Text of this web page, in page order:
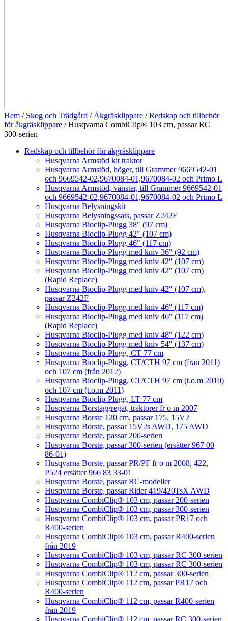
Hem / Skog och Trädgård / Åkgräsklippare /Redskap och tillbehör
för åkgräsklippare / Husqvarna CombiClip® 103 cm, passar RC
300-serien
Redskap och tillbehör för åkgräsklippare
Husqvarna Armstöd kit traktor
Husqvarna Armstöd, höger, till Grammer 9669542-01
och 9669542-02,9670084-01,9670084-02 och Primo L
Husqvarna Armstöd, vänster, till Grammer 9669542-01
och 9669542-02,9670084-01,9670084-02 och Primo L
Husqvarna Belysningskit
Husqvarna Belysningssats, passar Z242F
Husqvarna Bioclip-Plugg 38″ (97 cm)
Husqvarna Bioclip-Plugg 42″ (107 cm)
Husqvarna Bioclip-Plugg 46″ (117 cm)
Husqvarna Bioclip-Plugg med kniv 36″ (92 cm)
Husqvarna Bioclip-Plugg med kniv 42″ (107 cm)
Husqvarna Bioclip-Plugg med kniv 42″ (107 cm)
(Rapid Replace)
Husqvarna Bioclip-Plugg med kniv 42″ (107 cm),
passar Z242F
Husqvarna Bioclip-Plugg med kniv 46″ (117 cm)
Husqvarna Bioclip-Plugg med kniv 46″ (117 cm)
(Rapid Replace)
Husqvarna Bioclip-Plugg med kniv 48″ (122 cm)
Husqvarna Bioclip-Plugg med kniv 54″ (137 cm)
Husqvarna Bioclip-Plugg, CT 77 cm
Husqvarna Bioclip-Plugg, CT/CTH 97 cm (från 2011)
och 107 cm (från 2012)
Husqvarna Bioclip-Plugg, CT/CTH 97 cm (t.o.m 2010)
och 107 cm (t.o.m 2011)
Husqvarna Bioclip-Plugg, LT 77 cm
Husqvarna Borstaggregat, traktorer fr o m 2007
Husqvarna Borste 120 cm, passar 175, 15V2
Husqvarna Borste, passar 15V2s AWD, 175 AWD
Husqvarna Borste, passar 200-serien
Husqvarna Borste, passar 300-serien (ersätter 967 00
86-01)
Husqvarna Borste, passar PR/PF fr o m 2008, 422,
P524 ersätter 966 83 33-01
Husqvarna Borste, passar RC-modeller
Husqvarna Borste, passar Rider 419/420TsX AWD
Husqvarna CombiClip® 103 cm, passar 200-serien
Husqvarna CombiClip® 103 cm, passar 300-serien
Husqvarna CombiClip® 103 cm, passar PR17 och
R400-serien
Husqvarna CombiClip® 103 cm, passar R400-serien
från 2019
Husqvarna CombiClip® 103 cm, passar RC 300-serien
Husqvarna CombiClip® 103 cm, passar RC 300-serien
Husqvarna CombiClip® 112 cm, passar 300-serien
Husqvarna CombiClip® 112 cm, passar PR17 och
R400-serien
Husqvarna CombiClip® 112 cm, passar R400-serien
från 2019
Husqvarna CombiClip® 112 cm, passar RC 300-serien